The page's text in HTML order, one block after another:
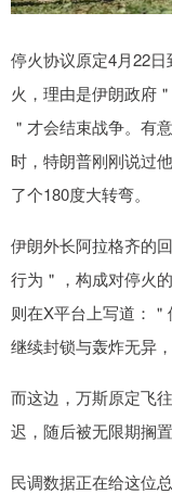
停火协议原定4月22
火，理由是伊朗政府
＂才会结束战争。有
时，特朗普刚刚说过
了个180度大转弯。
伊朗外长阿拉格齐的
行为＂，构成对停火
则在X平台上写道：＂
继续封锁与轰炸无异
而这边，万斯原定飞
迟，随后被无限期搁置
民调数据正在给这位